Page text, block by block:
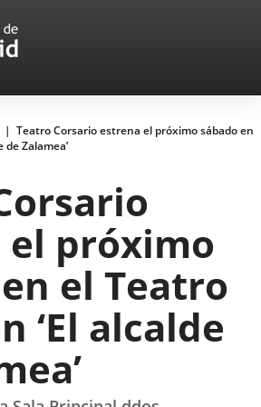
Teatro Corsario estrena el próximo sábado en
de Zalamea’
el próximo
el Teatro
‘El alcalde